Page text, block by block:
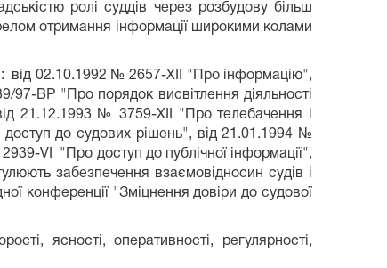
ролі суддів через розбудову більш
отримання інформації широкими колами
від 02.10.1992 № 2657-XII "Про інформацію",
97-ВР "Про порядок висвітлення діяльності
21.12.1993 № 3759-XII "Про телебачення і
до судових рішень", від 21.01.1994 №
VI "Про доступ до публічної інформації",
забезпечення взаємовідносин судів і
конференції "Зміцнення довіри до судової
ясності, оперативності, регулярності,